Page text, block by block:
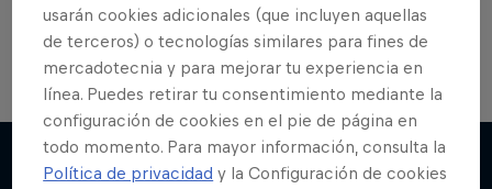
en un solo lugar!
usarán cookies adicionales (que incluyen aquellas
de terceros) o tecnologías similares para fines de
mercadotecnia y para mejorar tu experiencia en
línea. Puedes retirar tu consentimiento mediante la
configuración de cookies en el pie de página en
todo momento. Para mayor información, consulta la
Política de privacidad y la Configuración de cookies